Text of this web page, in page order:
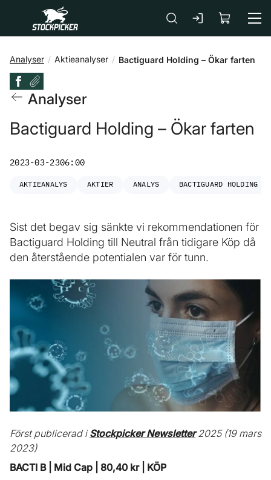
Gå till huvudinnehåll
Analyser Aktieanalyser Bactiguard Holding – Ökar farten
Analyser
Bactiguard Holding – Ökar farten
2023-03-2306:00
AKTIEANALYS AKTIER ANALYS BACTIGUARD HOLDING
Sist det begav sig sänkte vi rekommendationen för
Bactiguard Holding till Neutral från tidigare Köp då
den återstående potentialen var för tunn.
Först publicerad iStockpicker Newsletter2025 (19 mars
2023)
BACTI B | Mid Cap | 80,40 kr | KÖP